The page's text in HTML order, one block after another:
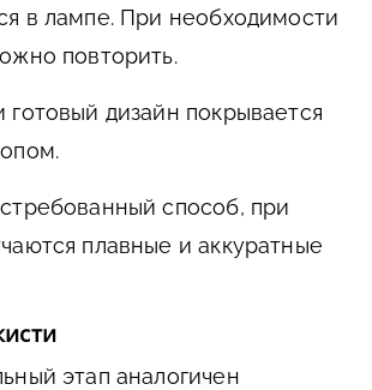
в лампе. При необходимости
повторить.
дизайн покрывается
способ, при
плавные и аккуратные
этап аналогичен